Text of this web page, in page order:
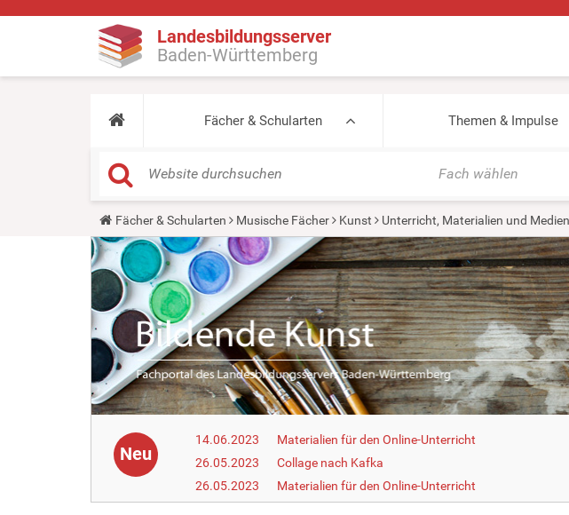
Landesbildungsserver
Baden-Württemberg
Fächer & Schularten Themen & Impulse
Fach wählen
Y
o
u
a
r
e
e
r
Fächer & Schularten Musische Fächer Kunst Unterricht, Materialien und Medien
Neu
14.06.2023
Materialien für den Online-Unterricht
26.05.2023
Collage nach Kafka
26.05.2023
Materialien für den Online-Unterricht